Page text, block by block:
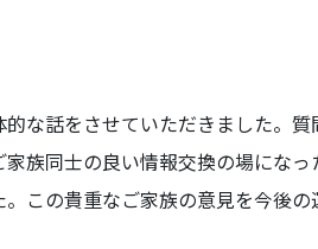
な話をさせていただきました。質
族同士の良い情報交換の場になっ
この貴重なご家族の意見を今後の